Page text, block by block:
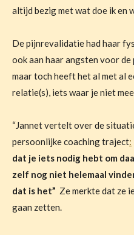
altijd bezig met wat doe ik en
De pijnrevalidatie had haar
ook aan haar angsten voor
maar toch heeft het al met al
relatie(s), iets waar je niet
“Jannet vertelt over de
persoonlijke coaching traject:
dat je iets nodig hebt om
zelf nog niet helemaal
dat is het” Ze merkte dat ze
gaan zetten.